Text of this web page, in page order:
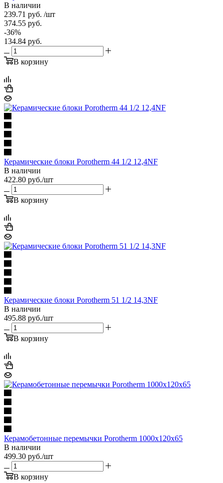
В наличии
239.71 руб. /шт
374.55 руб.
-36%
134.84 руб.
В корзину
Керамические блоки Porotherm 44 1/2 12,4NF
В наличии
422.80 руб./шт
В корзину
Керамические блоки Porotherm 51 1/2 14,3NF
В наличии
495.88 руб./шт
В корзину
Керамобетонные перемычки Porotherm 1000x120x65
В наличии
499.30 руб./шт
В корзину